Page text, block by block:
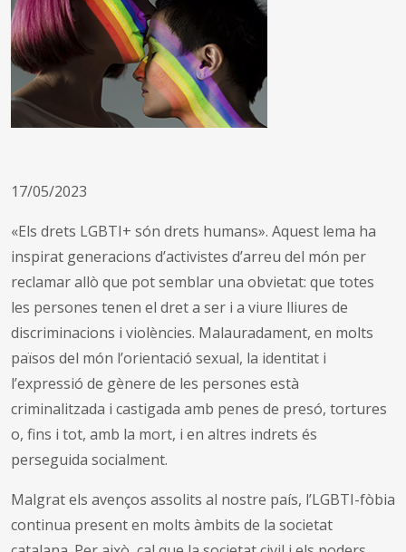
17/05/2023
«Els drets LGBTI+ són drets humans». Aquest lema ha
inspirat generacions d’activistes d’arreu del món per
reclamar allò que pot semblar una obvietat: que totes
les persones tenen el dret a ser i a viure lliures de
discriminacions i violències. Malauradament, en molts
països del món l’orientació sexual, la identitat i
l’expressió de gènere de les persones està
criminalitzada i castigada amb penes de presó, tortures
o, fins i tot, amb la mort, i en altres indrets és
perseguida socialment.
Malgrat els avenços assolits al nostre país, l’LGBTI-fòbia
continua present en molts àmbits de la societat